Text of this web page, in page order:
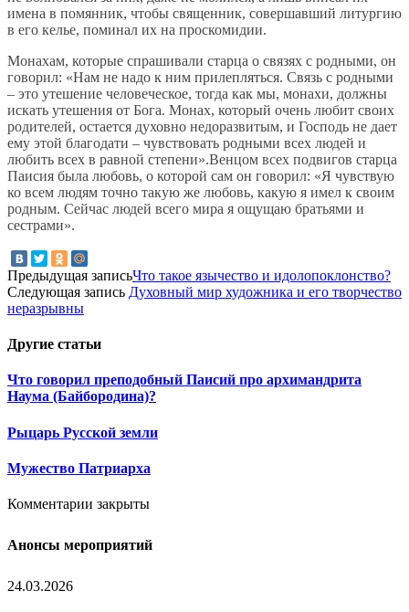
имена в помянник, чтобы священник, совершавший литургию
в его келье, поминал их на проскомидии.
Монахам, которые спрашивали старца о связях с родными, он
говорил: «Нам не надо к ним прилепляться. Связь с родными
– это утешение человеческое, тогда как мы, монахи, должны
искать утешения от Бога. Монах, который очень любит своих
родителей, остается духовно недоразвитым, и Господь не дает
ему этой благодати – чувствовать родными всех людей и
любить всех в равной степени».Венцом всех подвигов старца
Паисия была любовь, о которой сам он говорил: «Я чувствую
ко всем людям точно такую же любовь, какую я имел к своим
родным. Сейчас людей всего мира я ощущаю братьями и
сестрами».
Предыдущая записьЧто такое язычество и идолопоклонство?
Следующая запись Духовный мир художника и его творчество
неразрывны
Другие статьи
Что говорил преподобный Паисий про архимандрита
Наума (Байбородина)?
Рыцарь Русской земли
Мужество Патриарха
Комментарии закрыты
Анонсы мероприятий
24.03.2026